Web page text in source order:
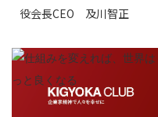
役会長CEO 及川智正